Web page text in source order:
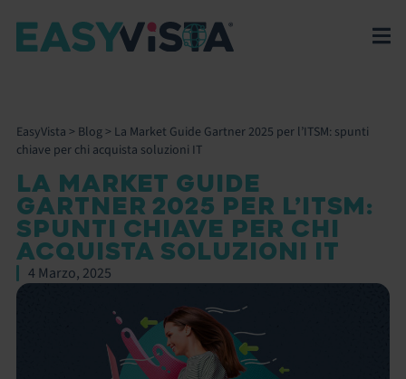
EasyVista > Blog> La Market Guide Gartner 2025 per l’ITSM: spunti
chiave per chi acquista soluzioni IT
LA MARKET GUIDE
GARTNER 2025 PER L’ITSM:
SPUNTI CHIAVE PER CHI
ACQUISTA SOLUZIONI IT
4 Marzo, 2025